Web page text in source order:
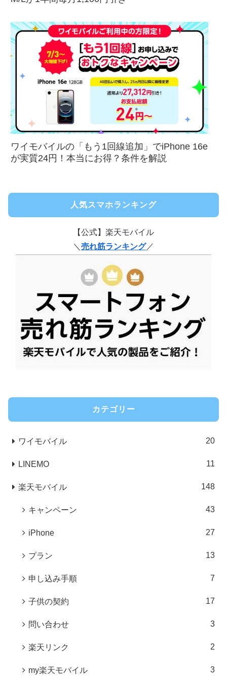
ワイモバイルの「もう1回線追加」でiPhone 16e
が実質24円！本当にお得？条件を解説
人気スマホランキング
【公式】楽天モバイル
＼ 売れ筋ランキング／
カテゴリー
ワイモバイル 20
LINEMO 11
楽天モバイル 148
キャンペーン 43
iPhone 27
プラン 13
申し込み手順 7
子供の契約 17
問い合わせ 3
楽天リンク 2
my楽天モバイル 3